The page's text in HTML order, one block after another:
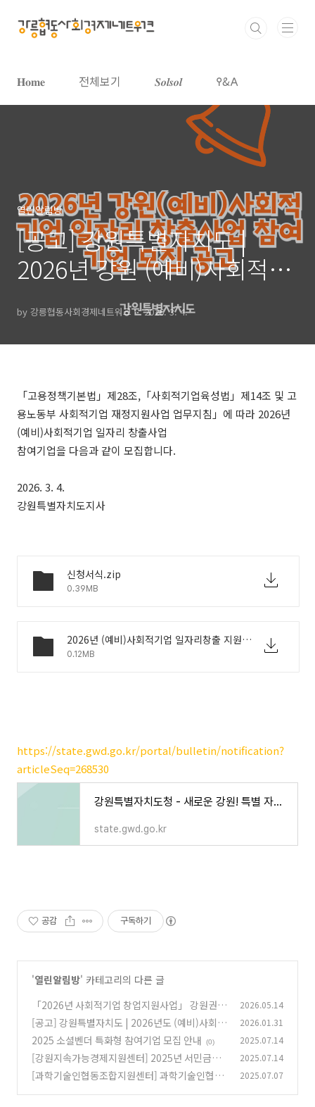
𝐇𝐨𝐦𝐞 전체보기 𝑺𝒐𝒍𝒔𝒐𝒍 𐌒&𐌀
열린알림방
[공고] 강원특별자치도 |
2026년 강원 (예비)사회적기
업 일자리 창출사업 참여기업
모집 공고
by 강릉협동사회경제네트워크 2026. 3. 4.
「고용정책기본법」제28조,「사회적기업육성법」제14조 및 고
용노동부 사회적기업 재정지원사업 업무지침」에 따라 2026년
(예비)사회적기업 일자리 창출사업
참여기업을 다음과 같이 모집합니다.
2026. 3. 4.
강원특별자치도지사
신청서식.zip
0.39MB
2026년 (예비)사회적기업 일자리창출 지원사업 공고문.hwpx
0.12MB
https://state.gwd.go.kr/portal/bulletin/notification?
articleSeq=268530
강원특별자치도청 - 새로운 강원! 특별 자치시대!
state.gwd.go.kr
공감 구독하기
'열린알림방' 카테고리의 다른 글
「2026년 사회적기업 창업지원사업」 강원권역
창업팀 모집 공고(4.30.(목) ~ 5.27.(수) 17:00)
(0)
2026.05.14
[공고] 강원특별자치도 | 2026년도 (예비)사회적
기업 시설비 지원사업 참여기업 모집 공고
(0)
2026.01.31
2025 소셜벤더 특화형 참여기업 모집 안내 (0) 2025.07.14
[강원지속가능경제지원센터] 2025년 서민금융
생활지원사업 「강원상승SE 융자사업」 신청기
2025.07.14
[과학기술인협동조합지원센터] 과학기술인협동
2025.07.07